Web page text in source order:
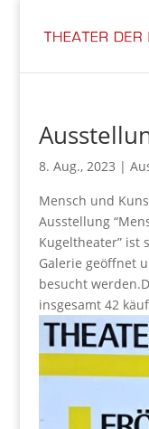
8. Aug., 2023 |
Mensch und
Ausstellung
Kugeltheater” ist
Galerie geöffnet
besucht
insgesamt 42